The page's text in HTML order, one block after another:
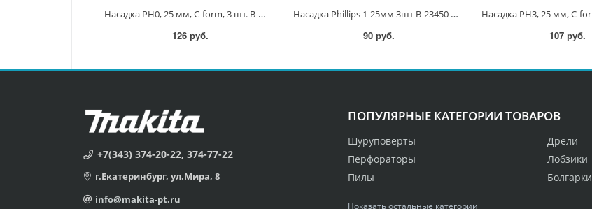
Насадка PH0, 25 мм, C-form, 3 шт. B-23444 B-23444
126 руб.
Насадка Phillips 1-25мм 3шт B-23450 B-23450
90 руб.
107 руб.
+7(343) 374-20-22, 374-77-22
г.Екатеринбург, ул.Мира, 8
info@makita-pt.ru
ПОПУЛЯРНЫЕ КАТЕГОРИИ ТОВАРОВ
Шуруповерты
Перфораторы
Пилы
Дрели
Лобзики
Болгарки
Показать остальные категории